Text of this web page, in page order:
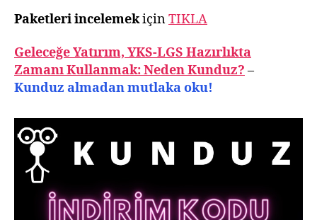
Paketleri incelemekiçinTIKLA
Geleceğe Yatırım, YKS-LGS Hazırlıkta
Zamanı Kullanmak: Neden Kunduz? –
Kunduz almadan mutlaka oku!